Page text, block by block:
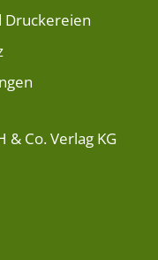
Druckereien
Co. Verlag KG